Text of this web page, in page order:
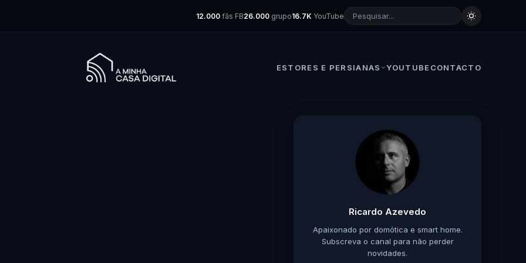
12.000 fãs FB26.000 grupo16.7K YouTube
ESTORES E PERSIANAS YOUTUBE CONTACTO
Ricardo Azevedo
Apaixonado por domótica e smart home.
Subscreva o canal para não perder
novidades.